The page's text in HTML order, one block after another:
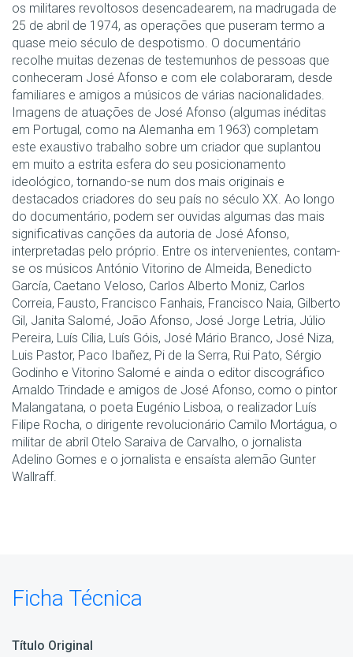
os militares revoltosos desencadearem, na madrugada de
25 de abril de 1974, as operações que puseram termo a
quase meio século de despotismo. O documentário
recolhe muitas dezenas de testemunhos de pessoas que
conheceram José Afonso e com ele colaboraram, desde
familiares e amigos a músicos de várias nacionalidades.
Imagens de atuações de José Afonso (algumas inéditas
em Portugal, como na Alemanha em 1963) completam
este exaustivo trabalho sobre um criador que suplantou
em muito a estrita esfera do seu posicionamento
ideológico, tornando-se num dos mais originais e
destacados criadores do seu país no século XX. Ao longo
do documentário, podem ser ouvidas algumas das mais
significativas canções da autoria de José Afonso,
interpretadas pelo próprio. Entre os intervenientes, contam-
se os músicos António Vitorino de Almeida, Benedicto
García, Caetano Veloso, Carlos Alberto Moniz, Carlos
Correia, Fausto, Francisco Fanhais, Francisco Naia, Gilberto
Gil, Janita Salomé, João Afonso, José Jorge Letria, Júlio
Pereira, Luís Cília, Luís Góis, José Mário Branco, José Niza,
Luis Pastor, Paco Ibañez, Pi de la Serra, Rui Pato, Sérgio
Godinho e Vitorino Salomé e ainda o editor discográfico
Arnaldo Trindade e amigos de José Afonso, como o pintor
Malangatana, o poeta Eugénio Lisboa, o realizador Luís
Filipe Rocha, o dirigente revolucionário Camilo Mortágua, o
militar de abril Otelo Saraiva de Carvalho, o jornalista
Adelino Gomes e o jornalista e ensaísta alemão Gunter
Wallraff.
Ficha Técnica
Título Original